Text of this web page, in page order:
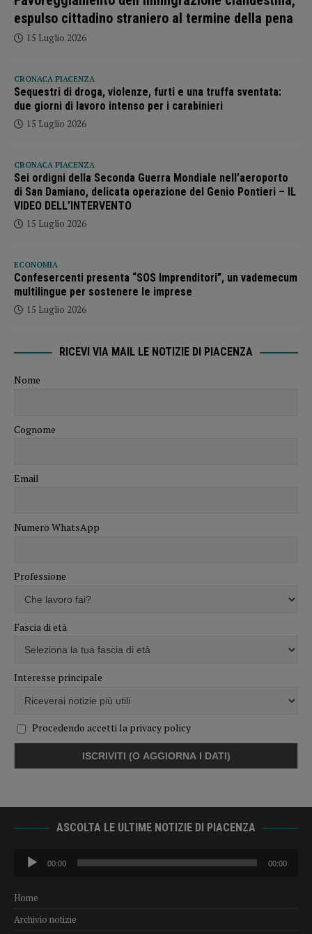
espulso cittadino straniero al termine della pena
15 Luglio 2026
CRONACA PIACENZA
Sequestri di droga, violenze, furti e una truffa sventata:
due giorni di lavoro intenso per i carabinieri
15 Luglio 2026
CRONACA PIACENZA
Sei ordigni della Seconda Guerra Mondiale nell’aeroporto
di San Damiano, delicata operazione del Genio Pontieri – IL
VIDEO DELL’INTERVENTO
15 Luglio 2026
ECONOMIA
Confesercenti presenta “SOS Imprenditori”, un vademecum
multilingue per sostenere le imprese
15 Luglio 2026
RICEVI VIA MAIL LE NOTIZIE DI PIACENZA
Nome
Cognome
Email
Numero WhatsApp
Professione
Fascia di età
Interesse principale
Procedendo accetti la privacy policy
ASCOLTA LE ULTIME NOTIZIE DI PIACENZA
Audio
Player
00:00 00:00
Home
Archivio notizie